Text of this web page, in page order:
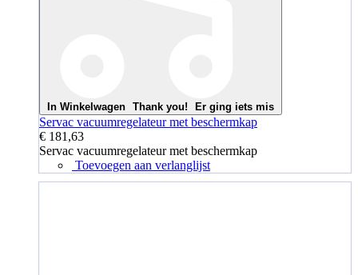
In Winkelwagen Thank you! Er ging iets mis
Servac vacuumregelateur met beschermkap
€ 181,63
Servac vacuumregelateur met beschermkap
Toevoegen aan verlanglijst